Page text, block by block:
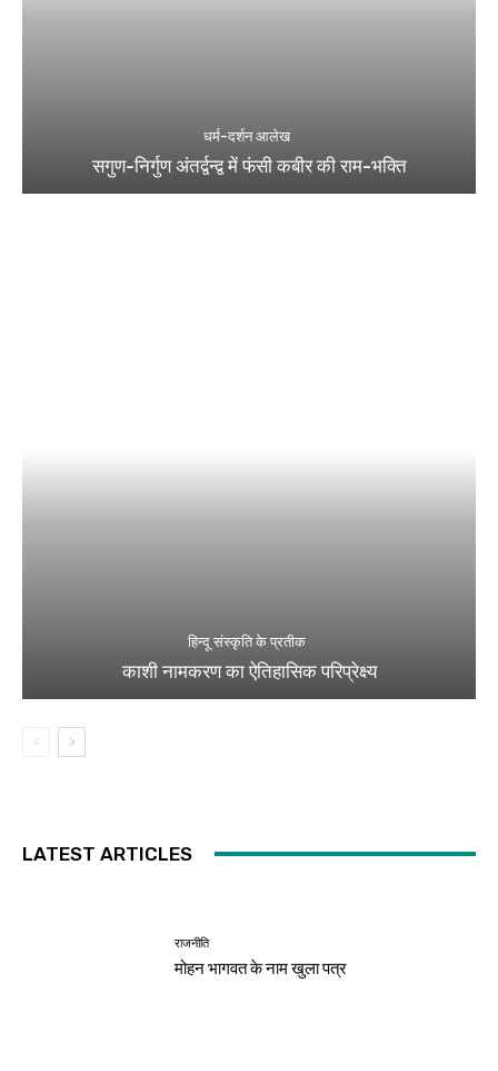
धर्म-दर्शन आलेख
सगुण-निर्गुण अंतर्द्वन्द्व में फंसी कबीर की राम-भक्ति
हिन्दू संस्कृति के प्रतीक
काशी नामकरण का ऐतिहासिक परिप्रेक्ष्य
LATEST ARTICLES
राजनीति
मोहन भागवत के नाम खुला पत्र